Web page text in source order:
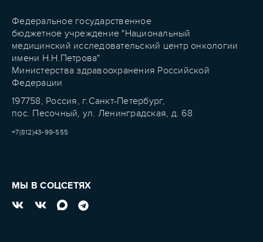
Федеральное государственное
бюджетное учреждение "Национальный
медицинский исследовательский центр онкологии
имени Н.Н.Петрова"
Министерства здравоохранения Российской
Федерации
197758, Россия, г.Санкт-Петербург,
пос. Песочный, ул. Ленинградская, д. 68
+7(812)43-99-555
МЫ В СОЦСЕТЯХ